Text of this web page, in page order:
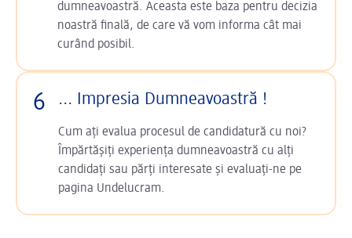
dumneavoastră. Aceasta este baza pentru decizia
noastră finală, de care vă vom informa cât mai
curând posibil.
6 ... Impresia Dumneavoastră !
Cum ați evalua procesul de candidatură cu noi?
Împărtășiți experiența dumneavoastră cu alți
candidați sau părți interesate și evaluați-ne pe
pagina Undelucram.